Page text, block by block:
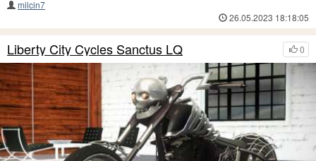
milcin7
26.05.2023 18:18:05
0
Liberty City Cycles Sanctus LQ